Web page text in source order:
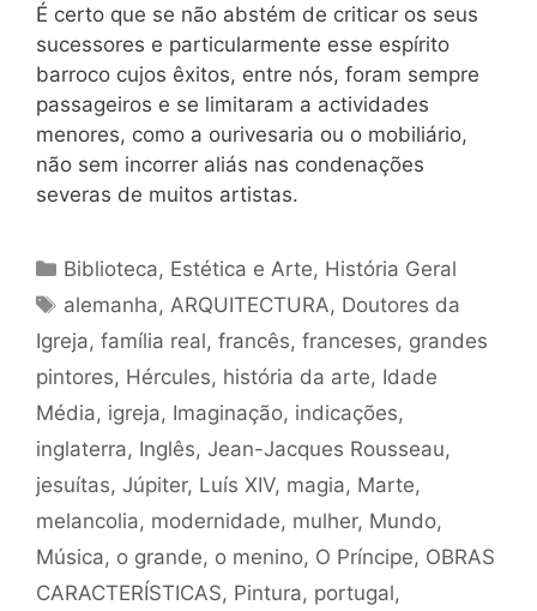
É certo que se não abstém de criticar os seus
sucessores e particularmente esse espírito
barroco cujos êxitos, entre nós, foram sempre
passageiros e se limitaram a actividades
menores, como a ourivesaria ou o mobiliário,
não sem incorrer aliás nas condenações
severas de muitos artistas.
Categorias
Biblioteca, Estética e Arte, História Geral
Tags
alemanha,ARQUITECTURA, Doutores da
Igreja, família real, francês, franceses, grandes
pintores, Hércules, história da arte, Idade
Média, igreja, Imaginação, indicações,
inglaterra, Inglês, Jean-Jacques Rousseau,
jesuítas, Júpiter, Luís XIV, magia, Marte,
melancolia, modernidade, mulher, Mundo,
Música, o grande, o menino, O Príncipe, OBRAS
CARACTERÍSTICAS, Pintura, portugal,